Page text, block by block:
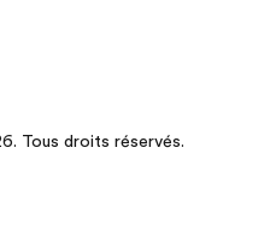
Tous droits réservés.